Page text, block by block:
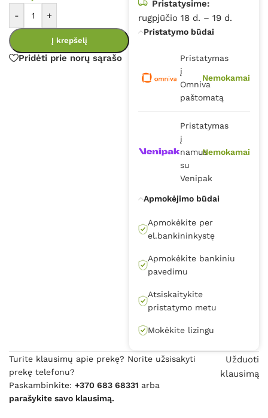
- +
Į krepšelį
Pridėti prie norų sąrašo
Pristatysime:
rugpjūčio 18 d. – 19 d.
Pristatymo būdai
Pristatymas
į
Omniva
paštomatą
Nemokamai
Pristatymas
į
namus
su
Venipak
Nemokamai
Apmokėjimo būdai
Apmokėkite per
el.bankininkystę
Apmokėkite bankiniu
pavedimu
Atsiskaitykite
pristatymo metu
Mokėkite lizingu
Turite klausimų apie prekę? Norite užsisakyti
prekę telefonu?
Paskambinkite: +370 683 68331 arba
parašykite savo klausimą.
Užduoti
klausimą